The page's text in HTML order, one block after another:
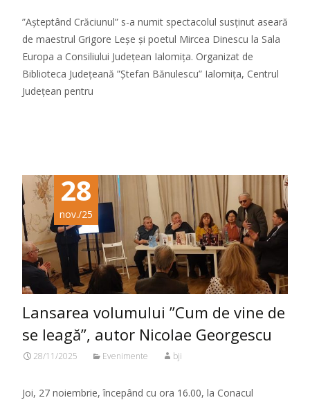
”Așteptând Crăciunul” s-a numit spectacolul susținut aseară
de maestrul Grigore Leșe și poetul Mircea Dinescu la Sala
Europa a Consiliului Județean Ialomița. Organizat de
Biblioteca Județeană ”Ștefan Bănulescu” Ialomița, Centrul
Județean pentru
28
nov./25
Lansarea volumului ”Cum de vine de
se leagă”, autor Nicolae Georgescu
28/11/2025 Evenimente bji
Joi, 27 noiembrie, începând cu ora 16.00, la Conacul